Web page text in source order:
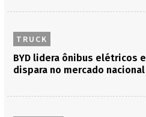
TRUCK
BYD lidera ônibus elétricos e
dispara no mercado nacional